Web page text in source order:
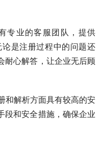
专业的客服团队，提供
是注册过程中的问题还
耐心解答，让企业无后顾
和解析方面具有较高的安
段和安全措施，确保企业